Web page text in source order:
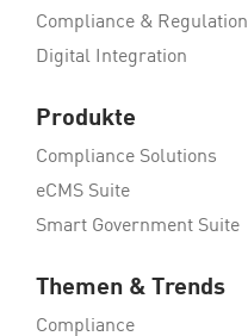
Compliance & Regulation
Digital Integration
Produkte
Compliance Solutions
eCMS Suite
Smart Government Suite
Themen & Trends
Compliance